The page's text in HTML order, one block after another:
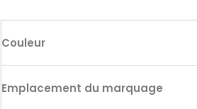
Couleur
Emplacement du marquage
de
voyage